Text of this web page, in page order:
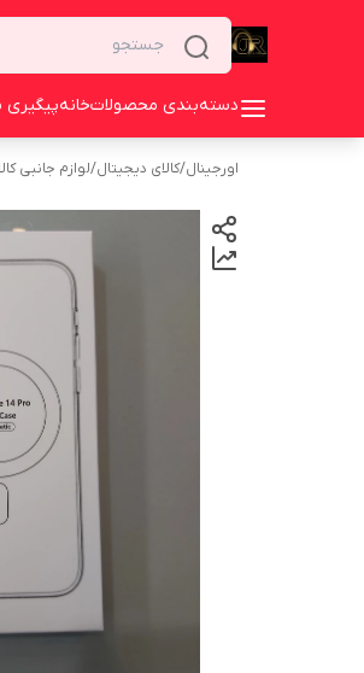
دسته‌بندی محصولاتخانه
اورجینال/کالای دیجیتال/لوازم جانبی